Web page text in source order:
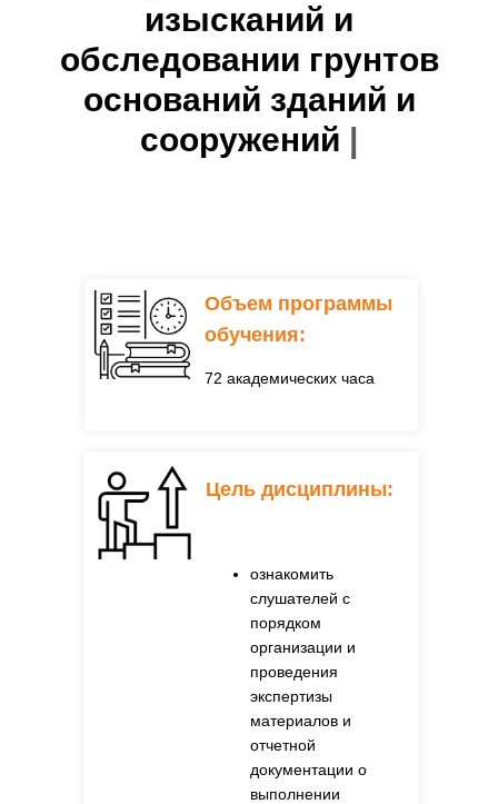
изысканий и
обследовании грунтов
оснований зданий и
сооружений |
72 академических часа
Объем программы
обучения:
ознакомить
слушателей с
порядком
организации и
проведения
экспертизы
материалов и
отчетной
документации о
выполнении
Цель дисциплины: